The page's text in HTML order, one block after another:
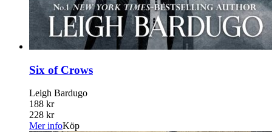
Six of Crows
Leigh Bardugo
188 kr
228 kr
Mer infoKöp